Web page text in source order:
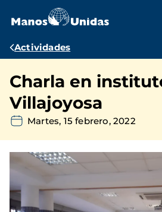
contenido
Ruta
navegación
Actividades
Charla en
Villajoyosa
Martes, 15 febrero, 2022